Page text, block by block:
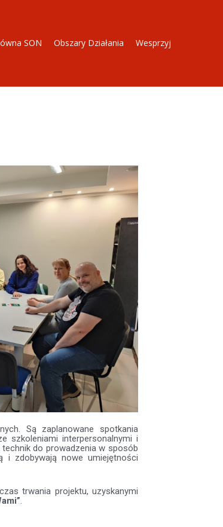
SON Obszary Działania Wesprzyj
Są zaplanowane spotkania
szkoleniami interpersonalnymi i
do prowadzenia w sposób
i zdobywają nowe umiejętności
trwania projektu, uzyskanymi
.